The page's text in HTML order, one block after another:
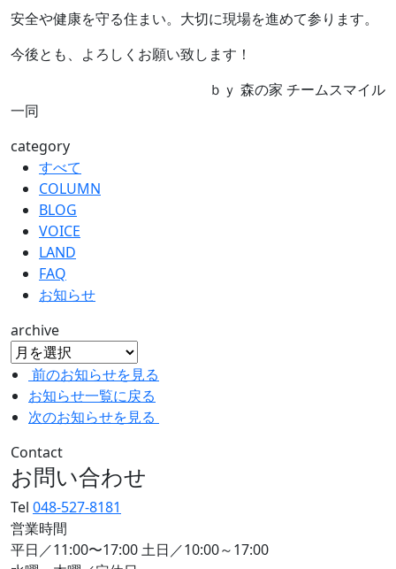
安全や健康を守る住まい。大切に現場を進めて参ります。
今後とも、よろしくお願い致します！
ｂｙ 森の家 チームスマイル
一同
category
すべて
COLUMN
BLOG
VOICE
LAND
FAQ
お知らせ
archive
前のお知らせを見る
お知らせ一覧に戻る
次のお知らせを見る
Contact
お問い合わせ
Tel 048-527-8181
営業時間
平日／11:00〜17:00 土日／10:00～17:00